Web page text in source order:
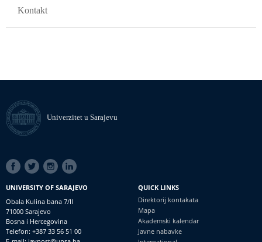
Kontakt
Univerzitet u Sarajevu
SOCIAL
LINKS
UNIVERSITY OF SARAJEVO
Obala Kulina bana 7/II
71000 Sarajevo
Bosna i Hercegovina
Telefon: +387 33 56 51 00
QUICK LINKS
Direktorij kontakata
Mapa
Akademski kalendar
Javne nabavke